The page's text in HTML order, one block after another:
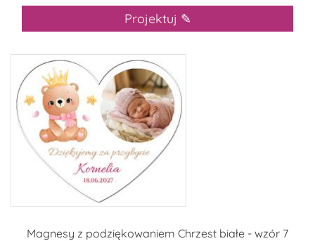
Projektuj ✎
Magnesy z podziękowaniem Chrzest białe - wzór 7